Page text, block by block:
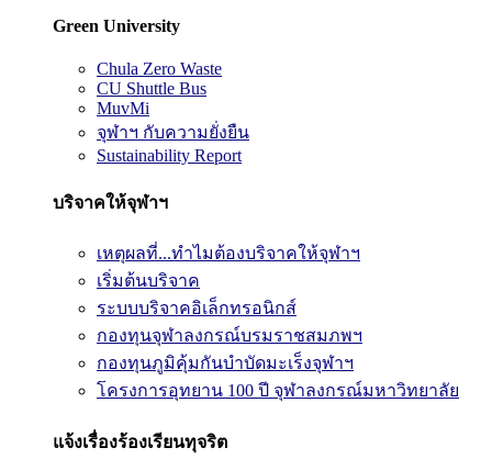
Green University
Chula Zero Waste
CU Shuttle Bus
MuvMi
จุฬาฯ กับความยั่งยืน
Sustainability Report
บริจาคให้จุฬาฯ
เหตุผลที่...ทำไมต้องบริจาคให้จุฬาฯ
เริ่มต้นบริจาค
ระบบบริจาคอิเล็กทรอนิกส์
กองทุนจุฬาลงกรณ์บรมราชสมภพฯ
กองทุนภูมิคุ้มกันบำบัดมะเร็งจุฬาฯ
โครงการอุทยาน 100 ปี จุฬาลงกรณ์มหาวิทยาลัย
แจ้งเรื่องร้องเรียนทุจริต